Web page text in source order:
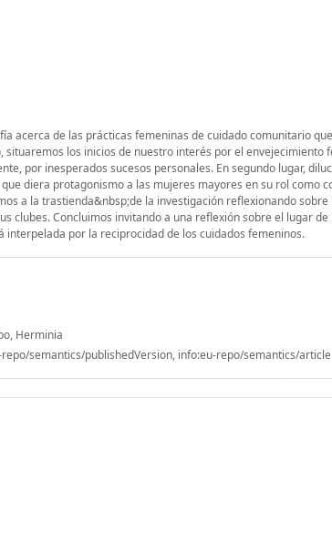
acerca de las prácticas femeninas de cuidado comunitario
los inicios de nuestro interés por el envejecimiento
por inesperados sucesos personales. En segundo lugar,
diera protagonismo a las mujeres mayores en su rol como
a la trastienda&nbsp;de la investigación reflexionando sobre
clubes. Concluimos invitando a una reflexión sobre el lugar
por la reciprocidad de los cuidados femeninos.
Herminia
semantics/publishedVersion, info:eu-repo/semantics/article